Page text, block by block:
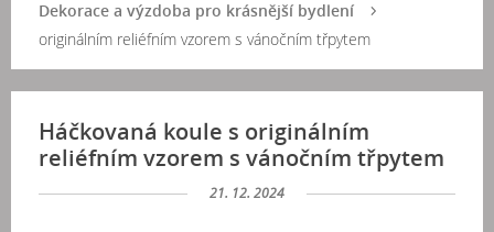
Dekorace a výzdoba pro krásnější bydlení
originálním reliéfním vzorem s vánočním třpytem
Háčkovaná koule s originálním
reliéfním vzorem s vánočním třpytem
21. 12. 2024